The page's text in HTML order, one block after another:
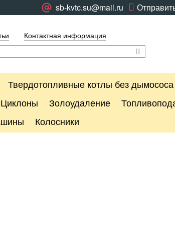
sb-kvtc.su@mail.ru
Контактная информация
Твердотопливные котлы без дымососа
Циклоны Золоудаление
Колосники